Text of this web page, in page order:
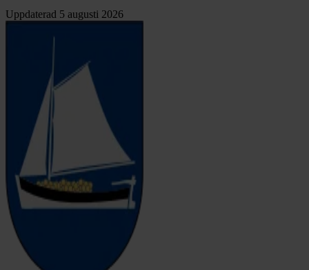
Uppdaterad 5 augusti 2026